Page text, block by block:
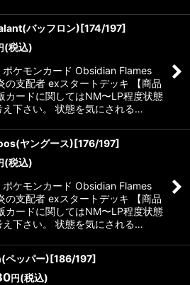
バッフロン)[174/197]
(税込)
ポケモンカード Obsidian Flames
の支配者 exスタートデッキ 【商品
カードに関してはNM〜LP程度状態
え下さい。 状態を気にされる…
ヤングース)[176/197]
(税込)
ポケモンカード Obsidian Flames
の支配者 exスタートデッキ 【商品
カードに関してはNM〜LP程度状態
え下さい。 状態を気にされる…
ペッパー)[186/197]
円(税込)